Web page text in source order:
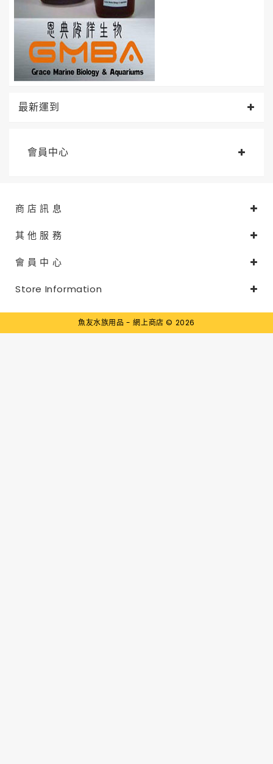
最新運到
會員中心
商 店 訊 息
其 他 服 務
會 員 中 心
Store Information
魚友水族用品 - 網上商店 © 2026